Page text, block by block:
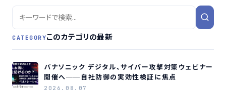
CATEGORYこのカテゴリの最新
パナソニック デジタル、サイバー攻撃対策ウェビナー
開催へ──自社防御の実効性検証に焦点
2026.08.07